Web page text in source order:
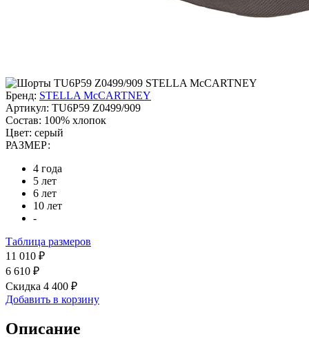
Бренд: STELLA McCARTNEY
Артикул: TU6P59 Z0499/909
Состав: 100% хлопок
Цвет: серый
РАЗМЕР:
4 года
5 лет
6 лет
10 лет
-
Таблица размеров
11 010 ₽
6 610 ₽
Скидка 4 400 ₽
Добавить в корзину
Описание